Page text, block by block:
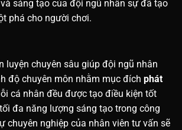
sáng tạo của đội ngũ nhân sự đã tạo
phá cho người chơi.
luyện chuyên sâu giúp đội ngũ nhân
độ chuyên môn nhằm mục đích phát
cá nhân đều được tạo điều kiện tốt
đa năng lượng sáng tạo trong công
chuyên nghiệp của nhân viên tư vấn sẽ